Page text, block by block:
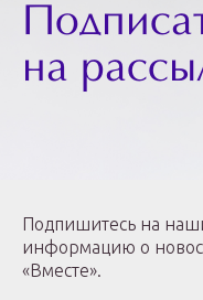
на
Подпишитесь на
информацию о
«Вместе».